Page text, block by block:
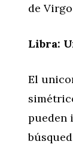
de
Libra:
El
pueden